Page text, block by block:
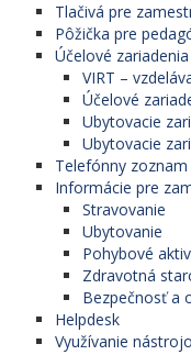
Tlačivá pre
Pôžička pre
Účelové
VIRT –
Účelové
Ubytovacie
Ubytovacie
Telefónny zoznam
Informácie pre
Stravovanie
Ubytovanie
Pohybové
Zdravotná
Bezpečnosť a
Helpdesk
Využívanie